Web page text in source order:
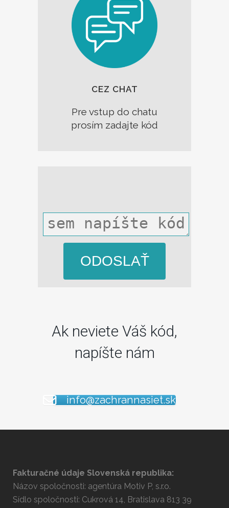
CEZ CHAT
Pre vstup do chatu
prosím zadajte kód
ODOSLAŤ
Ak neviete Váš kód,
napíšte nám
info@zachrannasiet.sk
Fakturačné údaje Slovenská republika:
Názov spoločnosti: agentúra Motiv P, s.r.o.
Sídlo spoločnosti: Cukrová 14, Bratislava 813 39